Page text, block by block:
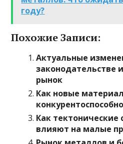
году?
Похожие Записи:
Актуальные
законодательстве
рынок
Как новые
Как тектонические
влияют на малые